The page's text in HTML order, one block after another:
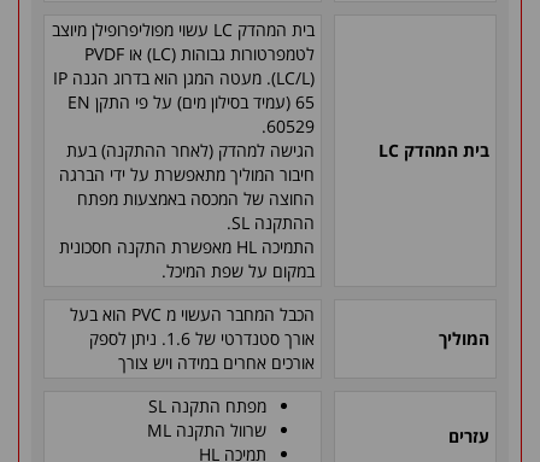
בית המהדק LC
בית המהדק LC עשוי מפוליפרופילן מיוצב
לטמפרטורות גבוהות (LC) או PVDF
(
LC/L). מעטה המגן הוא בדרוג הגנה IP
65 (עמיד בסילון מים) על פי התקן EN
60529
.
הגישה למהדק (לאחר ההתקנה) בעת
חיבור המוליך מתאפשרת על ידי הברגה
החוצה של המכסה באמצעות מפתח
ההתקנה SL
.
התמיכה HL מאפשרת התקנה חסכונית
במקום על שפת המיכל.
המוליך
הכבל המחבר העשוי מ PVC הוא בעל
אורך סטנדרטי של 1.6. ניתן לספק
אורכים אחרים במידה ויש צורך
עזרים
מפתח התקנה SL
שרוול התקנה ML
תמיכה HL